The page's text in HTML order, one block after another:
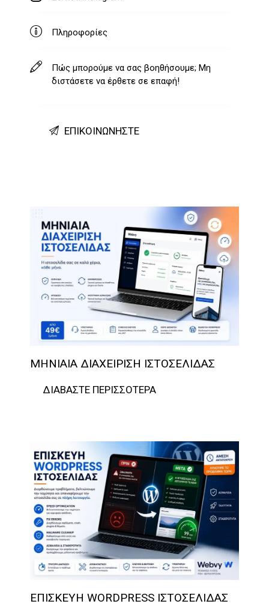
ΜΗΝΙΑΊΑ ΔΙΑΧΕΊΡΙΣΗ ΙΣΤΟΣΕΛΊΔΑΣ
ΔΙΑΒΆΣΤΕ ΠΕΡΙΣΣΌΤΕΡΑ
ΕΠΙΣΚΕΥΉ WORDPRESS ΙΣΤΟΣΕΛΊΔΑΣ